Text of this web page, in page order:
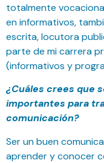
totalmente
en informativos,
escrita, locutora
parte de mi carrera
(informativos y
¿Cuáles crees que
importantes para
comunicación?
Ser un buen
aprender y conocer